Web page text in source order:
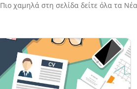
στη σελίδα δείτε όλα τα Νέα /